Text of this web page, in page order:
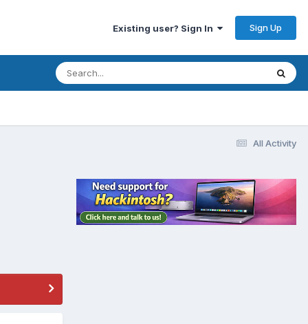
Existing user? Sign In Sign Up
All Activity